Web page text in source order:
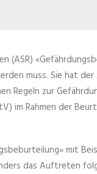
(ASR)
muss. Sie hat
Regeln zur
im Rahmen der
mit
das Auftreten